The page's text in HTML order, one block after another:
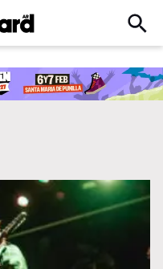
Click
Input